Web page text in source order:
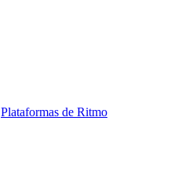
Plataformas de Ritmo